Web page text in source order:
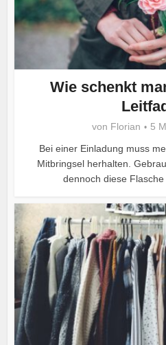
Wie schenkt
von Florian
5
Bei einer Einladung muss
Mitbringsel herhalten.
dennoch diese